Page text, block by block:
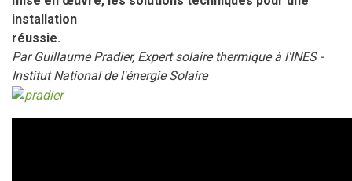
installation
réussie.
Par Guillaume Pradier, Expert solaire thermique à l'INES -
Institut National de l'énergie Solaire